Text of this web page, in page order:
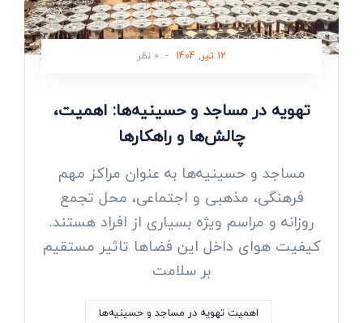
12 تیر, 1404 - 0 نظر
تهویه در مساجد و حسینیه‌ها: اهمیت،
چالش‌ها و راهکارها
مساجد و حسینیه‌ها به عنوان مراکز مهم
فرهنگی، مذهبی و اجتماعی، محل تجمع
روزانه و مراسم ویژه بسیاری از افراد هستند.
کیفیت هوای داخل این فضاها تاثیر مستقیم
بر سلامت
اهمیت تهویه در مساجد و حسینیه‌ها